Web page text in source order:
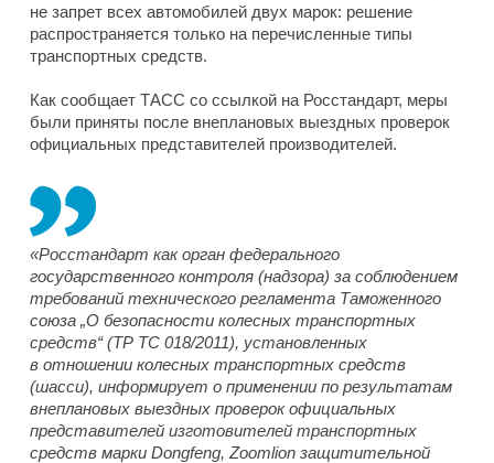
не запрет всех автомобилей двух марок: решение
распространяется только на перечисленные типы
транспортных средств.
Как сообщает ТАСС со ссылкой на Росстандарт, меры
были приняты после внеплановых выездных проверок
официальных представителей производителей.
«Росстандарт как орган федерального
государственного контроля (надзора) за соблюдением
требований технического регламента Таможенного
союза „О безопасности колесных транспортных
средств“ (ТР ТС 018/2011), установленных
в отношении колесных транспортных средств
(шасси), информирует о применении по результатам
внеплановых выездных проверок официальных
представителей изготовителей транспортных
средств марки Dongfeng, Zoomlion защитительной